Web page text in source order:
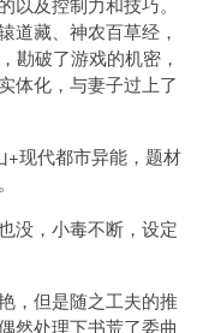
道藏、神农百草经，
勘破了游戏的机密，
体化，与妻子过上了
+现代都市异能，题材
没，小毒不断，设定
，但是随之工夫的推
然处理下书荒了委曲